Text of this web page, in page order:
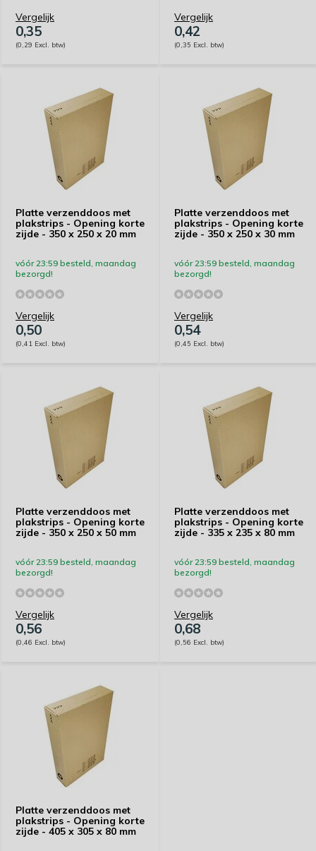
Vergelijk
0,35
(0,29 Excl. btw)
Vergelijk
0,42
(0,35 Excl. btw)
Platte verzenddoos met
plakstrips - Opening korte
zijde - 350 x 250 x 20 mm
vóór 23:59 besteld, maandag
bezorgd!
Vergelijk
0,50
(0,41 Excl. btw)
Platte verzenddoos met
plakstrips - Opening korte
zijde - 350 x 250 x 30 mm
vóór 23:59 besteld, maandag
bezorgd!
Vergelijk
0,54
(0,45 Excl. btw)
Platte verzenddoos met
plakstrips - Opening korte
zijde - 350 x 250 x 50 mm
vóór 23:59 besteld, maandag
bezorgd!
Vergelijk
0,56
(0,46 Excl. btw)
Platte verzenddoos met
plakstrips - Opening korte
zijde - 335 x 235 x 80 mm
vóór 23:59 besteld, maandag
bezorgd!
Vergelijk
0,68
(0,56 Excl. btw)
Platte verzenddoos met
plakstrips - Opening korte
zijde - 405 x 305 x 80 mm